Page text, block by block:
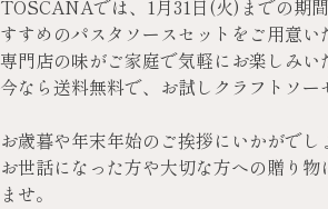
TOSCANAでは、1月31日(火)までの期
すすめのパスタソースセットをご用意い
専門店の味がご家庭で気軽にお楽しみい
今なら送料無料で、お試しクラフトソー
お歳暮や年末年始のご挨拶にいかがでし
お世話になった方や大切な方への贈り
ませ。